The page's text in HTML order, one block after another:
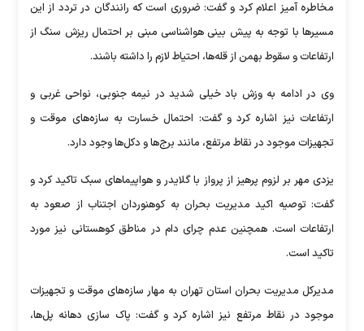
مخاطره آمیز اعلام کرد و گفت: ضروری است که رانندگان در تردد از این
مسیرها با توجه به پیش بینی هواشناسی مبنی بر احتمال ریزش سنگ از
ارتفاعات و سقوط بهمن از قله‌ها، احتیاط لازم را داشته باشند.
وی در ادامه به وزش باد خیلی شدید در نیمه جنوبی، نواحی غربی و
ارتفاعات نیز اشاره کرد و گفت: احتمال خسارت به سازه‌های موقت و
تجهیزات موجود در نقاط مرتفع، مانند برج‌ها و دکل‌ها وجود دارد.
یزدی مهر بر لزوم پرهیز از پرواز با گلایدر و هواپیماهای سبک تاکید کرد و
گفت: توصیه اکید مدیریت بحران به کوهنوردان اجتناب از صعود به
ارتفاعات است. همچنین عدم چرای دام در مناطق کوهستانی نیز مورد
تاکید است.
مدیرکل مدیریت بحران استان تهران به مهار سازه‌های موقت و تجهیزات
موجود در نقاط مرتفع نیز اشاره کرد و گفت: پاک سازی دهانه پل‌ها،